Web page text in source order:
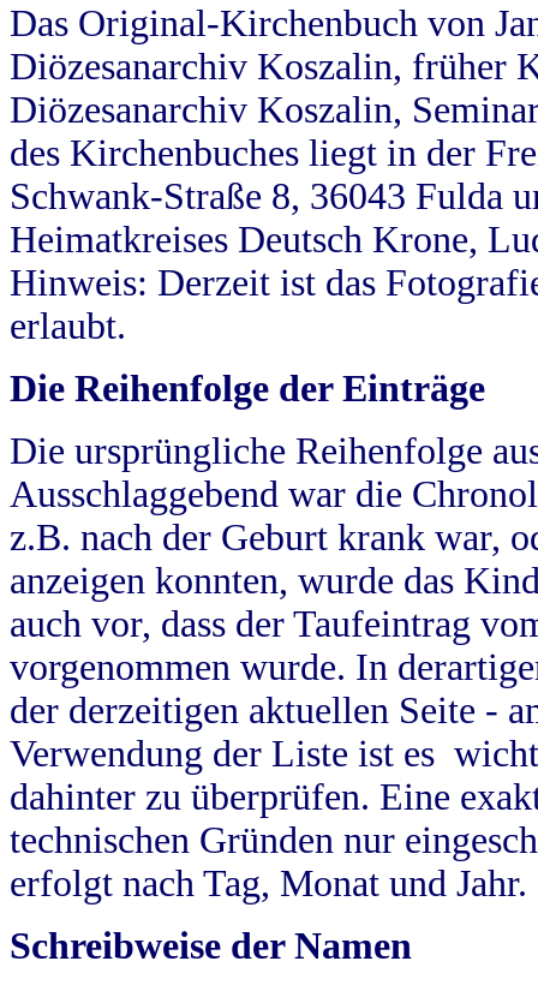
Das Original-Kirchenbuch von
Diözesanarchiv Koszalin, früher
Diözesanarchiv Koszalin,
des Kirchenbuches liegt in der
Schwank-Straße 8, 36043 Fulda
Heimatkreises Deutsch Krone,
Hinweis: Derzeit ist das
erlaubt.
Die Reihenfolge der Einträge
Die ursprüngliche Reihenfolge
Ausschlaggebend war die
z.B. nach der Geburt krank war,
anzeigen konnten, wurde das
auch vor, dass der Taufeintrag
vorgenommen wurde. In
der derzeitigen aktuellen Seite -
Verwendung der Liste ist es
dahinter zu überprüfen. Eine
technischen Gründen nur
erfolgt nach Tag, Monat und Jahr.
Schreibweise der Namen